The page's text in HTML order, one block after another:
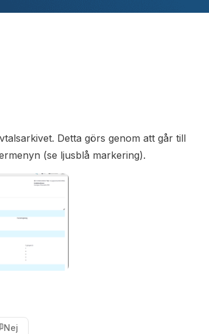
Detta görs genom att går till
(se ljusblå markering).
Nej